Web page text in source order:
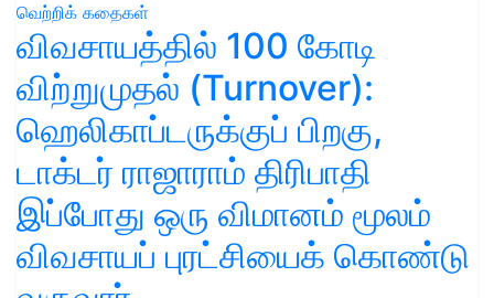
வெற்றிக் கதைகள்
விவசாயத்தில் 100 கோடி
விற்றுமுதல் (Turnover):
ஹெலிகாப்டருக்குப் பிறகு,
டாக்டர் ராஜாராம் திரிபாதி
இப்போது ஒரு விமானம் மூலம்
விவசாயப் புரட்சியைக் கொண்டு